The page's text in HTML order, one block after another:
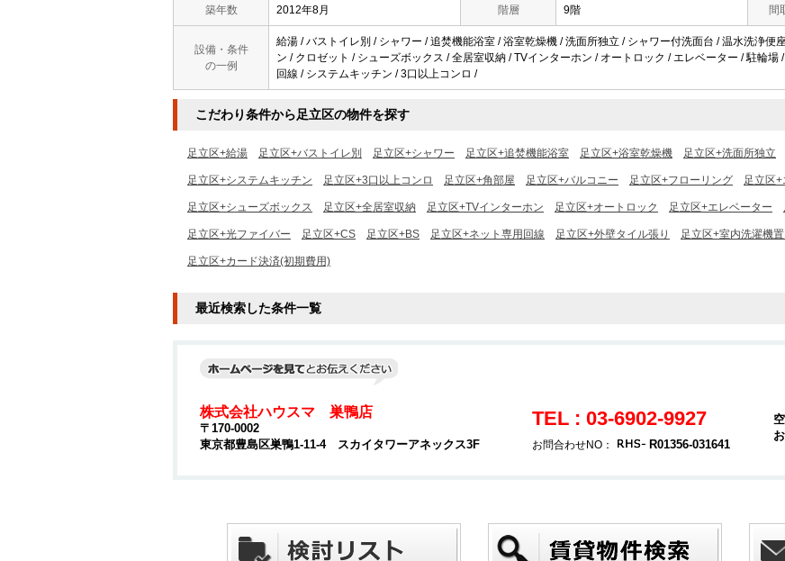
築年数 2012年8月 階層 9階 間
設備・条件
の一例
給湯 / バストイレ別 / シャワー / 追焚機能浴室 / 浴室乾燥機 / 洗面所独立 / シャワー付洗面台 / 温水洗浄便
ン / クロゼット / シューズボックス / 全居室収納 / TVインターホン / オートロック / エレベーター / 駐輪場
回線 / システムキッチン / 3口以上コンロ /
こだわり条件から足立区の物件を探す
足立区+給湯 足立区+バストイレ別 足立区+シャワー 足立区+追焚機能浴室 足立区+浴室乾燥機 足立区+洗面所独立
足立区+システムキッチン 足立区+3口以上コンロ 足立区+角部屋 足立区+バルコニー 足立区+フローリング 足立区+
足立区+シューズボックス 足立区+全居室収納 足立区+TVインターホン 足立区+オートロック 足立区+エレベーター
足立区+光ファイバー 足立区+CS 足立区+BS 足立区+ネット専用回線 足立区+外壁タイル張り 足立区+室内洗濯機
足立区+カード決済(初期費用)
最近検索した条件一覧
株式会社ハウスマ 巣鴨店
〒170-0002
東京都豊島区巣鴨1-11-4 スカイタワーアネックス3F
TEL : 03-6902-9927
お問合わせNO： R01356-031641